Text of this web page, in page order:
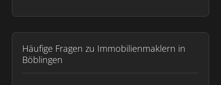
Häufige Fragen zu Immobilienmaklern in
Böblingen